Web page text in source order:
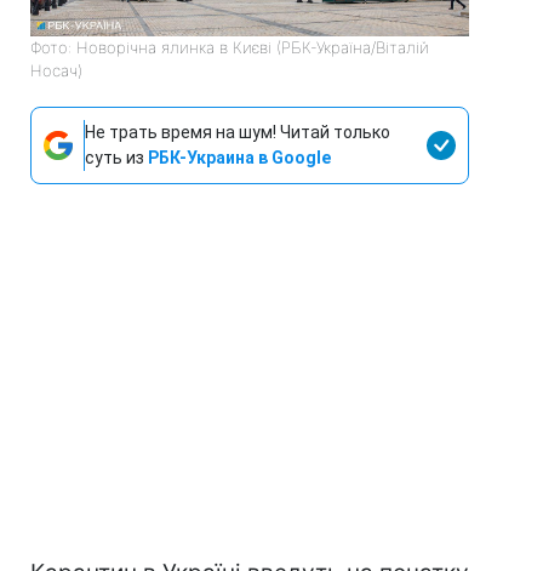
Фото: Новорічна ялинка в Києві (РБК-Україна/Віталій
Носач)
Не трать время на шум! Читай только
суть из РБК-Украина в Google